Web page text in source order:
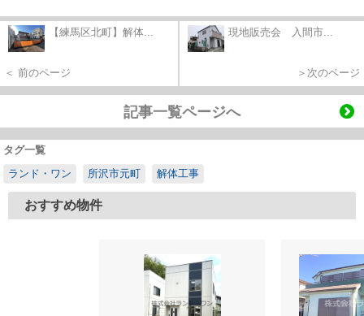
【練馬区北町】解体...
＜ 前のページ
現地販売会 入間市...
＞次のページ
記事一覧ページへ
タグ一覧
ランド・ワン
所沢市元町 解体工事
おすすめ物件